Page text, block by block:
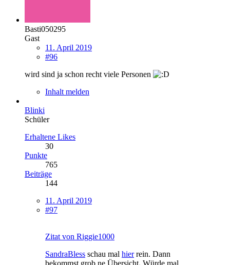
Basti050295
Gast
11. April 2019
#96
wird sind ja schon recht viele Personen
Inhalt melden
Blinki
Schüler
Erhaltene Likes
30
Punkte
765
Beiträge
144
11. April 2019
#97
Zitat von Riggie1000
SandraBless schau mal hierrein. Dann
bekommst grob ne Übersicht. Würde mal